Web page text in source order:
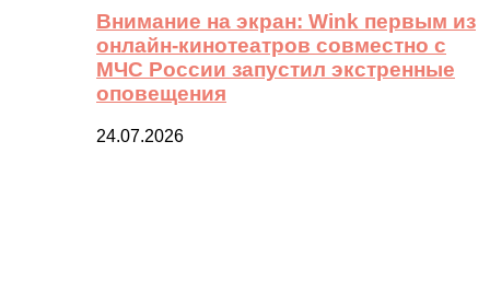
Внимание на экран: Wink первым из
онлайн-кинотеатров совместно с
МЧС России запустил экстренные
оповещения
24.07.2026